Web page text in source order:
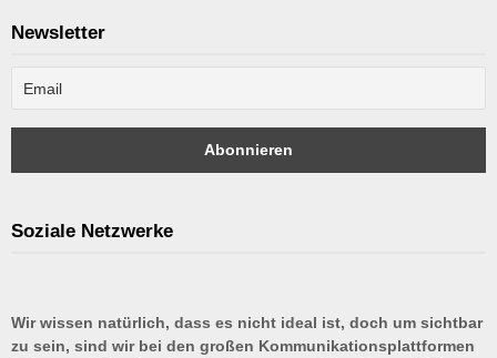
Newsletter
Soziale Netzwerke
Wir wissen natürlich, dass es nicht ideal ist, doch um sichtbar
zu sein, sind wir bei den großen Kommunikationsplattformen